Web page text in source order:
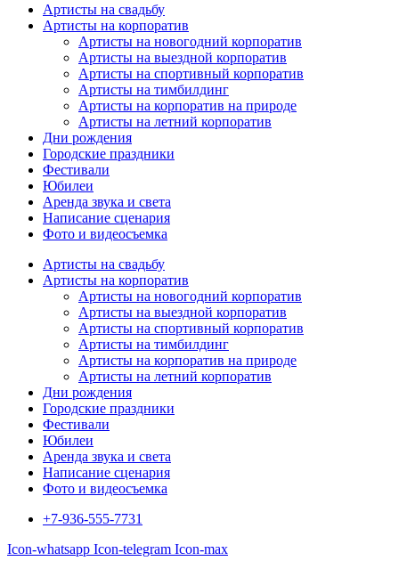
Артисты на свадьбу
Артисты на корпоратив
Артисты на новогодний корпоратив
Артисты на выездной корпоратив
Артисты на спортивный корпоратив
Артисты на тимбилдинг
Артисты на корпоратив на природе
Артисты на летний корпоратив
Дни рождения
Городские праздники
Фестивали
Юбилеи
Аренда звука и света
Написание сценария
Фото и видеосъемка
Артисты на свадьбу
Артисты на корпоратив
Артисты на новогодний корпоратив
Артисты на выездной корпоратив
Артисты на спортивный корпоратив
Артисты на тимбилдинг
Артисты на корпоратив на природе
Артисты на летний корпоратив
Дни рождения
Городские праздники
Фестивали
Юбилеи
Аренда звука и света
Написание сценария
Фото и видеосъемка
+7-936-555-7731
Icon-whatsapp Icon-telegram Icon-max